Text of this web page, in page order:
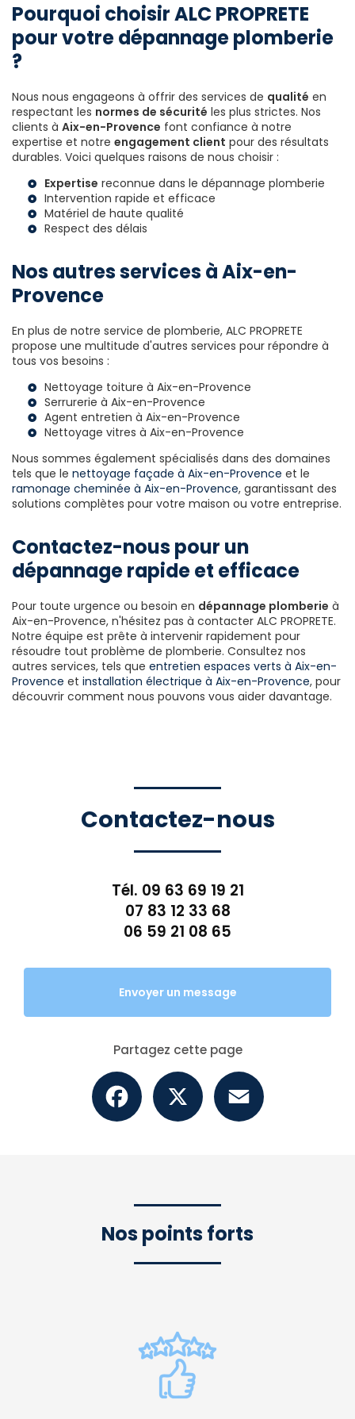
Pourquoi choisir ALC PROPRETE
pour votre dépannage plomberie
?
Nous nous engageons à offrir des services de qualité en
respectant les normes de sécurité les plus strictes. Nos
clients à Aix-en-Provence font confiance à notre
expertise et notre engagement client pour des résultats
durables. Voici quelques raisons de nous choisir :
Expertise reconnue dans le dépannage plomberie
Intervention rapide et efficace
Matériel de haute qualité
Respect des délais
Nos autres services à Aix-en-
Provence
En plus de notre service de plomberie, ALC PROPRETE
propose une multitude d'autres services pour répondre à
tous vos besoins :
Nettoyage toiture à Aix-en-Provence
Serrurerie à Aix-en-Provence
Agent entretien à Aix-en-Provence
Nettoyage vitres à Aix-en-Provence
Nous sommes également spécialisés dans des domaines
tels que le nettoyage façade à Aix-en-Provence et le
ramonage cheminée à Aix-en-Provence, garantissant des
solutions complètes pour votre maison ou votre entreprise.
Contactez-nous pour un
dépannage rapide et efficace
Pour toute urgence ou besoin en dépannage plomberie à
Aix-en-Provence, n'hésitez pas à contacter ALC PROPRETE.
Notre équipe est prête à intervenir rapidement pour
résoudre tout problème de plomberie. Consultez nos
autres services, tels que entretien espaces verts à Aix-en-
Provence et installation électrique à Aix-en-Provence, pour
découvrir comment nous pouvons vous aider davantage.
Contactez-nous
Tél. 09 63 69 19 21
07 83 12 33 68
06 59 21 08 65
Envoyer un message
Partagez cette page
Facebook
Nos points forts